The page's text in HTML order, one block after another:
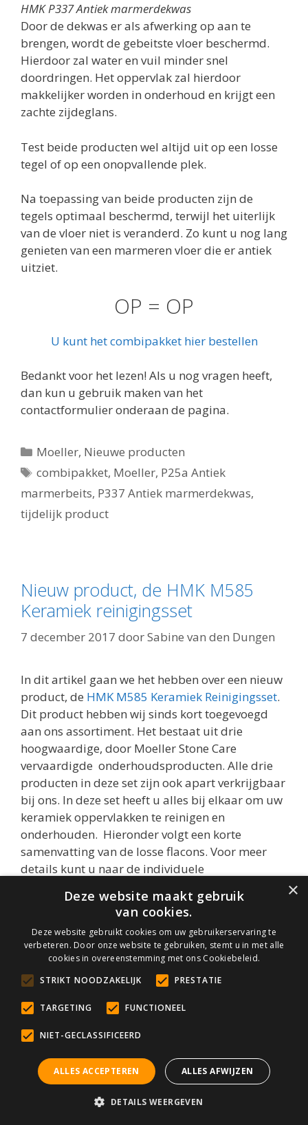
HMK P337 Antiek marmerdekwas
Door de dekwas er als afwerking op aan te
brengen, wordt de gebeitste vloer beschermd.
Hierdoor zal water en vuil minder snel
doordringen. Het oppervlak zal hierdoor
makkelijker worden in onderhoud en krijgt een
zachte zijdeglans.
Test beide producten wel altijd uit op een losse
tegel of op een onopvallende plek.
Na toepassing van beide producten zijn de
tegels optimaal beschermd, terwijl het uiterlijk
van de vloer niet is veranderd. Zo kunt u nog lang
genieten van een marmeren vloer die er antiek
uitziet.
OP = OP
U kunt het combipakket hier bestellen
Bedankt voor het lezen! Als u nog vragen heeft,
dan kun u gebruik maken van het
contactformulier onderaan de pagina.
Categorieën
Moeller, Nieuwe producten
Tags
combipakket, Moeller, P25a Antiek
marmerbeits, P337 Antiek marmerdekwas,
tijdelijk product
Nieuw product, de HMK M585
Keramiek reinigingsset
7 december 2017 doorSabine van den Dungen
In dit artikel gaan we het hebben over een nieuw
product, de HMK M585 Keramiek Reinigingsset.
Dit product hebben wij sinds kort toegevoegd
aan ons assortiment. Het bestaat uit drie
hoogwaardige, door Moeller Stone Care
vervaardigde onderhoudsproducten. Alle drie
producten in deze set zijn ook apart verkrijgbaar
bij ons. In deze set heeft u alles bij elkaar om uw
keramiek oppervlakken te reinigen en
onderhouden. Hieronder volgt een korte
samenvatting van de losse flacons. Voor meer
details kunt u naar de individuele
×
Deze website maakt gebruik
van cookies.
Deze website gebruikt cookies om uw gebruikerservaring te
verbeteren. Door onze website te gebruiken, stemt u in met alle
cookies in overeenstemming met ons Cookiebeleid.
STRIKT NOODZAKELIJK
PRESTATIE
TARGETING FUNCTIONEEL
NIET-GECLASSIFICEERD
ALLES ACCEPTEREN ALLES AFWIJZEN
DETAILS WEERGEVEN